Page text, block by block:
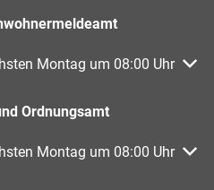
oder Schließzeiten
Montag um 08:00 Uhr
Ordnungsamt
oder Schließzeiten
Montag um 08:00 Uhr